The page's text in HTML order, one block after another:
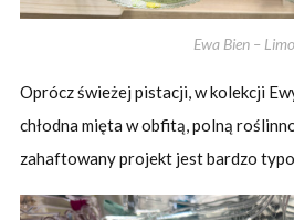
Ewa Bien –
Oprócz świeżej pistacji, w kolekcji
chłodna mięta w obfitą, polną
zahaftowany projekt jest bardzo